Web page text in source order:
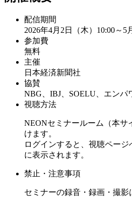
配信期間
2026年4月2日（木）10:00～5
参加費
無料
主催
日本経済新聞社
協賛
NBG、IBJ、SOELU、エンパ
視聴方法
NEONセミナールーム（本サ
けます。
ログインすると、視聴ペー
に表示されます。
禁止・注意事項
セミナーの録音・録画・撮影